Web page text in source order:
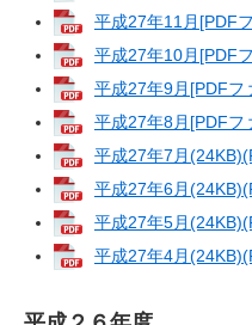
平成27年11月[PDF
平成27年10月[PDF
平成27年9月[PDFフ
平成27年8月[PDFフ
平成27年7月
平成27年6月
平成27年5月
平成27年4月